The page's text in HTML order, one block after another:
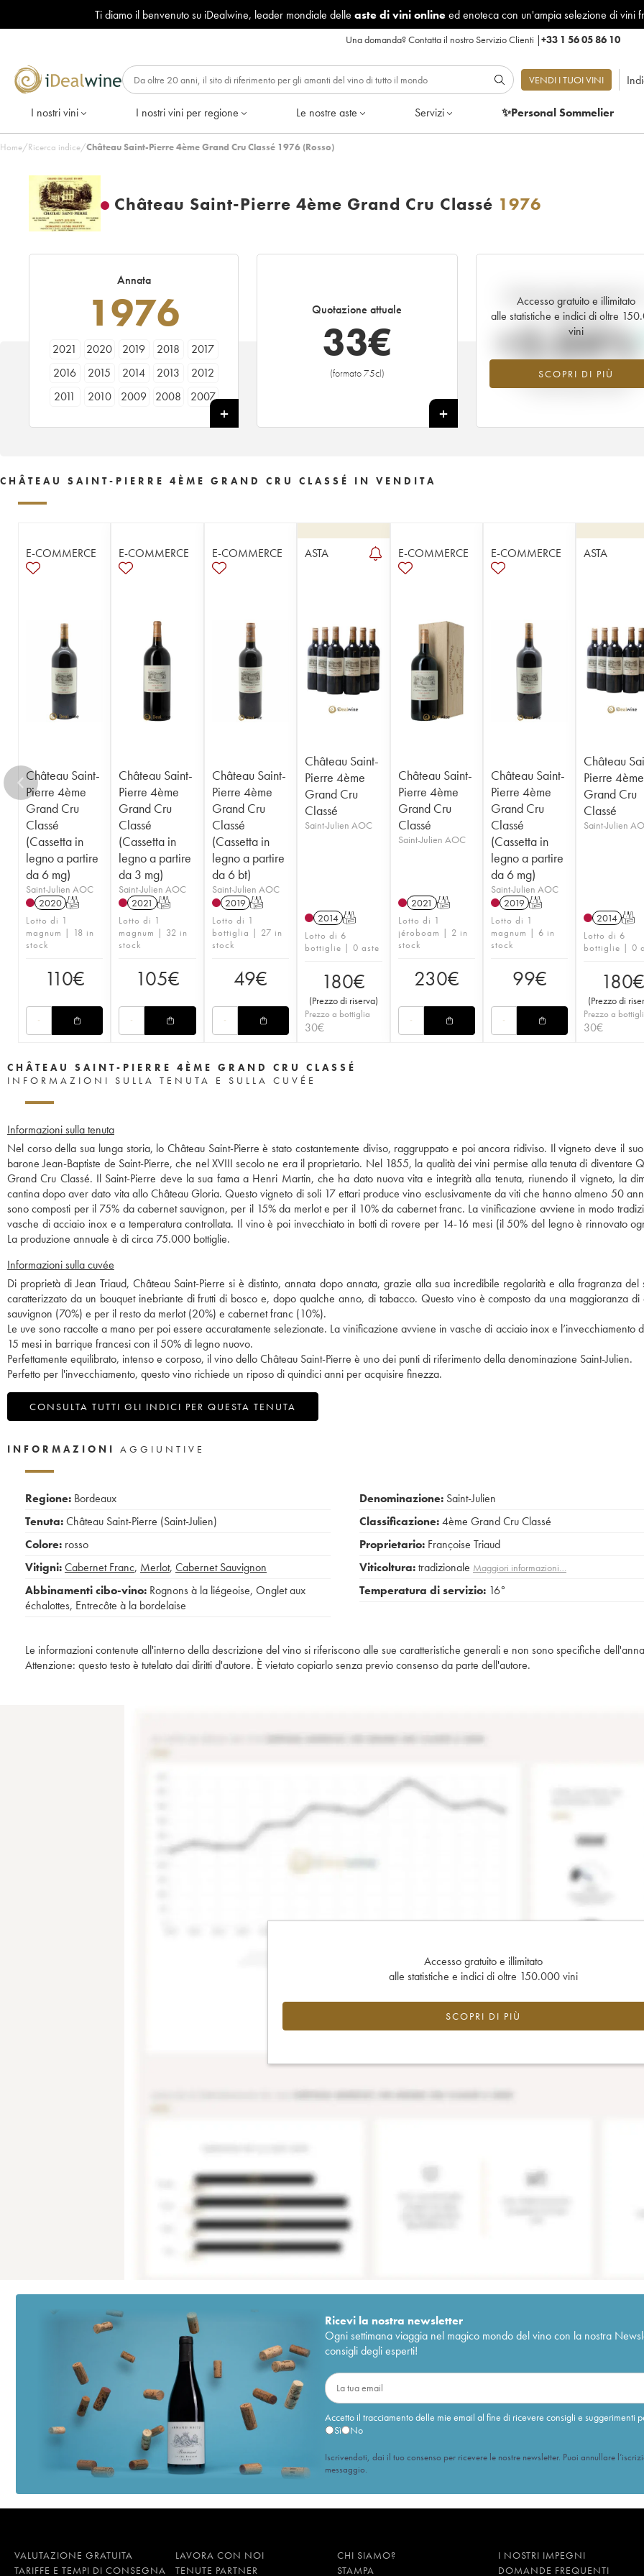
Ti diamo il benvenuto su iDealwine, leader mondiale delle aste di vini onlineed enoteca con un'ampia selezione di vini
Una domanda?Contatta il nostro Servizio Clienti |+33 1 56 05 86 10
VENDI I TUOI VINI
I nostri vini I nostri vini per regione Le nostre aste Servizi ✨Personal Sommelier
Home/Ricerca indice/Château Saint-Pierre 4ème Grand Cru Classé 1976 (Rosso)
Château Saint-Pierre 4ème Grand Cru Classé 1976
Annata
1976
2021 2020 2019 2018
2017
2016
2015 2014 2013
2012
2011
2010 2009 2008
2007
1974
1970
Quotazione attuale
33€
(formato 75cl)
+
Accesso gratuito e illimitato
alle statistiche e indici di oltre
vini
SCOPRI DI PIÙ
Andamento della quotazione
tempo reale
+2.04%
Valore in aumento per l'annata
nel 2026 rispetto al 2025
CHÂTEAU SAINT-PIERRE 4ÈME GRAND CRU CLASSÉ IN VENDITA
E-COMMERCE
Château Saint-
Pierre 4ème
Grand Cru
Classé
(Cassetta in
legno a partire
da 6 mg)
Saint-Julien AOC
2020 T
Lotto di 1
magnum | 18 in
stock
110€
E-COMMERCE
Château Saint-
Pierre 4ème
Grand Cru
Classé
(Cassetta in
legno a partire
da 3 mg)
Saint-Julien AOC
2021 T
Lotto di 1
magnum | 32 in
stock
105€
E-COMMERCE
Château Saint-
Pierre 4ème
Grand Cru
Classé
(Cassetta in
legno a partire
da 6 bt)
Saint-Julien AOC
2019 T
Lotto di 1
bottiglia | 27 in
stock
49€
ASTA
Château Saint-
Pierre 4ème
Grand Cru
Classé
Saint-Julien AOC
2014 T
Lotto di 6
bottiglie | 0 aste
180€
(Prezzo di riserva)
Prezzo a bottiglia
30€
E-COMMERCE
Château Saint-
Pierre 4ème
Grand Cru
Classé
Saint-Julien AOC
2021 T
Lotto di 1
jéroboam | 2 in
stock
230€
E-COMMERCE
Château Saint-
Pierre 4ème
Grand Cru
Classé
(Cassetta in
legno a partire
da 6 mg)
Saint-Julien AOC
2019 T
Lotto di 1
magnum | 6 in
stock
99€
ASTA
Château
Pierre 4ème
Grand Cru
Classé
Saint-Julien
2014 T
Lotto di 6
bottiglie | 0
180€
(Prezzo di
Prezzo a
30€
CHÂTEAU SAINT-PIERRE 4ÈME GRAND CRU CLASSÉ
INFORMAZIONI SULLA TENUTA E SULLA CUVÉE
Informazioni sulla tenuta
Nel corso della sua lunga storia, lo Château Saint-Pierre è stato costantemente diviso, raggruppato e poi ancora ridiviso. Il vigneto deve il
barone Jean-Baptiste de Saint-Pierre, che nel XVIII secolo ne era il proprietario. Nel 1855, la qualità dei vini permise alla tenuta di diventare
Grand Cru Classé. Il Saint-Pierre deve la sua fama a Henri Martin, che ha dato nuova vita e integrità alla tenuta, riunendo il vigneto, la
cantina dopo aver dato vita allo Château Gloria. Questo vigneto di soli 17 ettari produce vino esclusivamente da viti che hanno almeno 50
sono composti per il 75% da cabernet sauvignon, per il 15% da merlot e per il 10% da cabernet franc. La vinificazione avviene in modo
vasche di acciaio inox e a temperatura controllata. Il vino è poi invecchiato in botti di rovere per 14-16 mesi (il 50% del legno è rinnovato
La produzione annuale è di circa 75.000 bottiglie.
Informazioni sulla cuvée
Di proprietà di Jean Triaud, Château Saint-Pierre si è distinto, annata dopo annata, grazie alla sua incredibile regolarità e alla fragranza del
caratterizzato da un bouquet inebriante di frutti di bosco e, dopo qualche anno, di tabacco. Questo vino è composto da una maggioranza di
sauvignon (70%) e per il resto da merlot (20%) e cabernet franc (10%).
Le uve sono raccolte a mano per poi essere accuratamente selezionate. La vinificazione avviene in vasche di acciaio inox e l’invecchiamento
15 mesi in barrique francesi con il 50% di legno nuovo.
Perfettamente equilibrato, intenso e corposo, il vino dello Château Saint-Pierre è uno dei punti di riferimento della denominazione Saint-Julien.
Perfetto per l'invecchiamento, questo vino richiede un riposo di quindici anni per acquisire finezza.
CONSULTA TUTTI GLI INDICI PER QUESTA TENUTA
INFORMAZIONI AGGIUNTIVE
Regione: Bordeaux
Tenuta:Château Saint-Pierre (Saint-Julien)
Colore: rosso
Vitigni:Cabernet Franc, Merlot, Cabernet Sauvignon
Abbinamenti cibo-vino: Rognons à la liégeoise, Onglet aux
échalottes, Entrecôte à la bordelaise
Denominazione: Saint-Julien
Classificazione:4ème Grand Cru Classé
Proprietario: Françoise Triaud
Viticoltura:tradizionale Maggiori informazioni…
Temperatura di servizio: 16°
Le informazioni contenute all'interno della descrizione del vino si riferiscono alle sue caratteristiche generali e non sono specifiche
Attenzione: questo testo è tutelato dai diritti d'autore. È vietato copiarlo senza previo consenso da parte dell'autore.
Accesso gratuito e illimitato
alle statistiche e indici di oltre 150.000 vini
SCOPRI DI PIÙ
Ricevi la nostra newsletter
Ogni settimana viaggia nel magico mondo del vino con la nostra
consigli degli esperti!
Accetto il tracciamento delle mie email al fine di ricevere consigli e suggerimenti
Sì
No
Iscrivendoti, dai il tuo consenso per ricevere le nostre newsletter. Puoi annullare
messaggio.
VALUTAZIONE GRATUITA LAVORA CON NOI CHI SIAMO?
I NOSTRI IMPEGNI
TARIFFE E TEMPI DI CONSEGNA
TENUTE PARTNER STAMPA DOMANDE FREQUENTI